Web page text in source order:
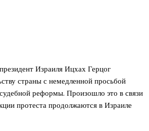
Израиля Ицхах Герцог
страны с немедленной просьбой
реформы. Произошло это в связи
протеста продолжаются в Израиле